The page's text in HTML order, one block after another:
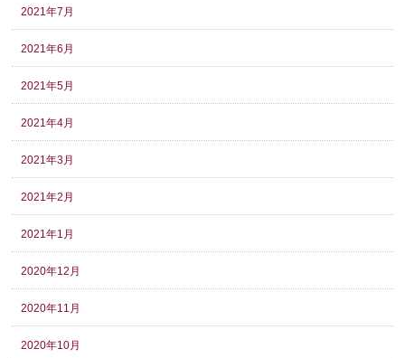
2021年7月
2021年6月
2021年5月
2021年4月
2021年3月
2021年2月
2021年1月
2020年12月
2020年11月
2020年10月